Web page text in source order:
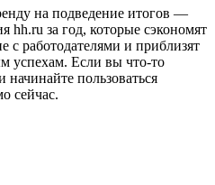
на подведение итогов —
hh.ru за год, которые сэкономят
с работодателями и приблизят
успехам. Если вы что-то
пользоваться
сейчас.